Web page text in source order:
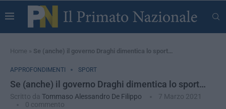
Home » Se (anche) il governo Draghi dimentica lo sport…
APPROFONDIMENTI SPORT
Se (anche) il governo Draghi dimentica lo sport…
Scritto da Tommaso Alessandro De Filippo
7 Marzo 2021
0 commento